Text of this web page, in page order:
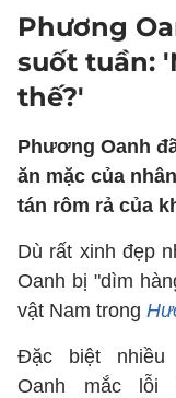
Phương
suốt tuần:
thế?'
Phương Oanh
ăn mặc của
tán rôm rả của
Dù rất xinh đẹp
Oanh bị "dìm
vật Nam trong
Đặc biệt nhiều
Oanh mắc lỗi